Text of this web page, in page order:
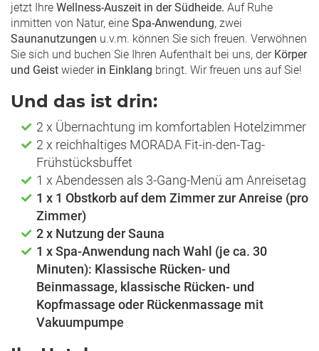
jetzt Ihre Wellness-Auszeit in der Südheide. Auf Ruhe
inmitten von Natur, eine Spa-Anwendung, zwei
Saunanutzungen u.v.m. können Sie sich freuen. Verwöhnen
Sie sich und buchen Sie Ihren Aufenthalt bei uns, der Körper
und Geist wieder in Einklang bringt. Wir freuen uns auf Sie!
Und das ist drin:
2 x Übernachtung im komfortablen Hotelzimmer
2 x reichhaltiges MORADA Fit-in-den-Tag-
Frühstücksbuffet
1 x Abendessen als 3-Gang-Menü am Anreisetag
1 x 1 Obstkorb auf dem Zimmer zur Anreise (pro
Zimmer)
2 x Nutzung der Sauna
1 x Spa-Anwendung nach Wahl (je ca. 30
Minuten): Klassische Rücken- und
Beinmassage, klassische Rücken- und
Kopfmassage oder Rückenmassage mit
Vakuumpumpe